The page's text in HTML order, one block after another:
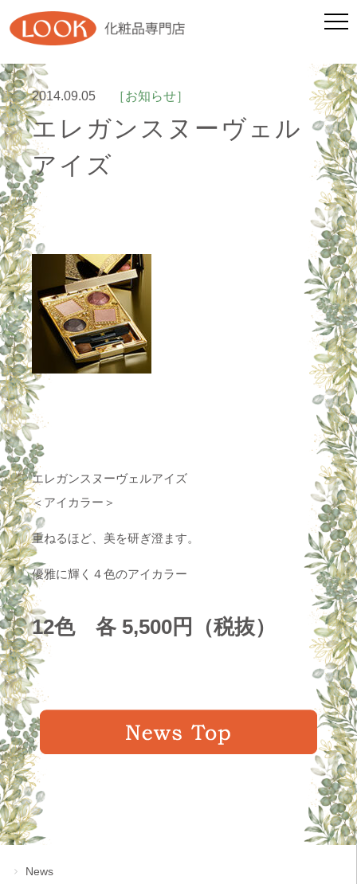
2014.09.05 ［お知らせ］
エレガンスヌーヴェル
アイズ
エレガンスヌーヴェルアイズ
＜アイカラー＞
重ねるほど、美を研ぎ澄ます。
優雅に輝く４色のアイカラー
12色 各 5,500円（税抜）
News